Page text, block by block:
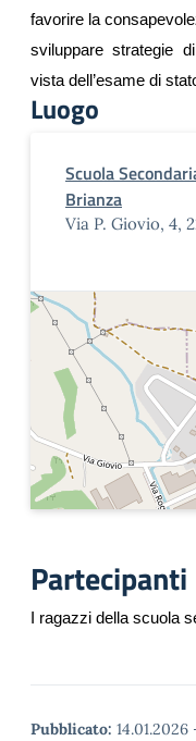
favorire la
sviluppare strategie
vista dell’esame di
Luogo
Scuola
Brianza
Via P. Giovio, 4,
Partecipanti
I ragazzi della scuola
Pubblicato: 14.01.2026